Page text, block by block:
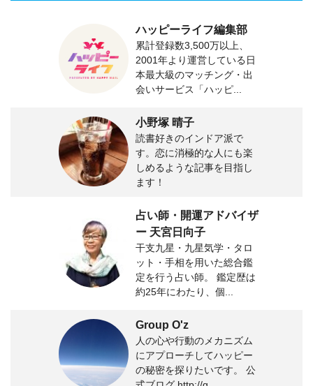
ハッピーライフ編集部
累計登録数3,500万以上、
2001年より運営している日
本最大級のマッチング・出
会いサービス「ハッピ...
小野塚 晴子
読書好きのインドア派で
す。恋に消極的な人にも楽
しめるような記事を目指し
ます！
占い師・開運アドバイザ
ー 天宮日向子
干支九星・九星気学・タロ
ット・手相を用いた総合鑑
定を行う占い師。 鑑定歴は
約25年にわたり、個...
Group O'z
人の心や行動のメカニズム
にアプローチしてハッピー
の秘密を探りたいです。 公